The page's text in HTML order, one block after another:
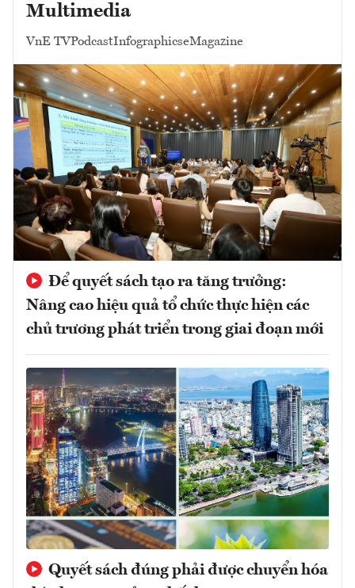
Multimedia
VnE TVPodcastInfographicseMagazine
Để quyết sách tạo ra tăng trưởng:
Nâng cao hiệu quả tổ chức thực hiện các
chủ trương phát triển trong giai đoạn mới
Quyết sách đúng phải được chuyển hóa